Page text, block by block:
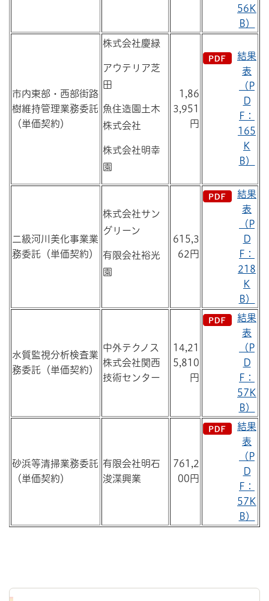
56K
B）
市内東部・西部街路
樹維持管理業務委託
（単価契約）
株式会社慶緑
アウテリア芝
田
魚住造園土木
株式会社
株式会社明幸
園
1,86
3,951
円
結果
表
（P
D
F：
165
K
B）
二級河川美化事業業
務委託（単価契約）
株式会社サン
グリーン
有限会社裕光
園
615,3
62円
結果
表
（P
D
F：
218
K
B）
水質監視分析検査業
務委託（単価契約）
中外テクノス
株式会社関西
技術センター
14,21
5,810
円
結果
表
（P
D
F：
57K
B）
砂浜等清掃業務委託
（単価契約）
有限会社明石
浚渫興業
761,2
00円
結果
表
（P
D
F：
57K
B）